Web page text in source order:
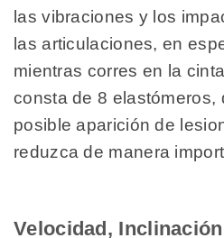
las vibraciones y los
las articulaciones, en
mientras corres en la
consta de 8 elastómeros,
posible aparición de
reduzca de manera
Velocidad,